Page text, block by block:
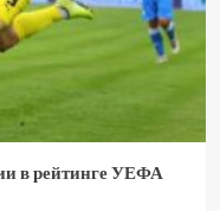
в рейтинге УЕФА